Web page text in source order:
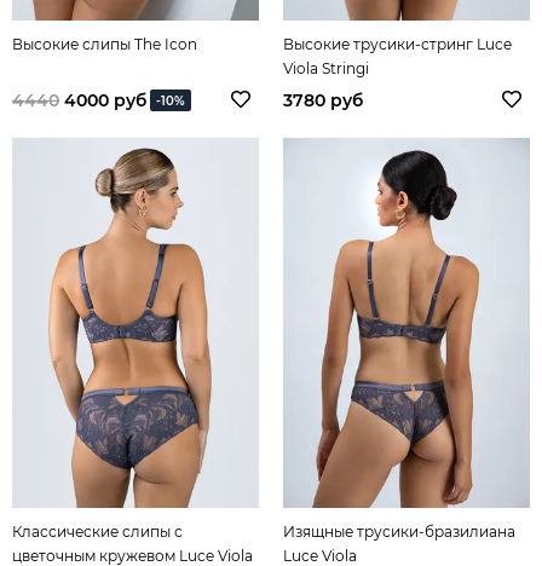
Высокие слипы The Icon
4440 4000 руб -10%
Высокие трусики-стринг Luce
Viola Stringi
3780 руб
Классические слипы с
цветочным кружевом Luce Viola
Изящные трусики-бразилиана
Luce Viola